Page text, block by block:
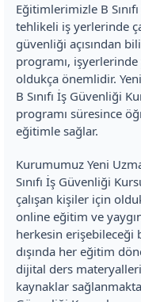
Eğitimlerimizle B
tehlikeli iş yerlerinde
güvenliği açısından
programı,
oldukça önemlidir.
B Sınıfı İş Güvenliği
programı süresince
eğitimle sağlar.
Kurumumuz Yeni
Sınıfı İş Güvenliği
çalışan kişiler için
online eğitim ve
herkesin erişebileceği
dışında her eğitim
dijital ders
kaynaklar